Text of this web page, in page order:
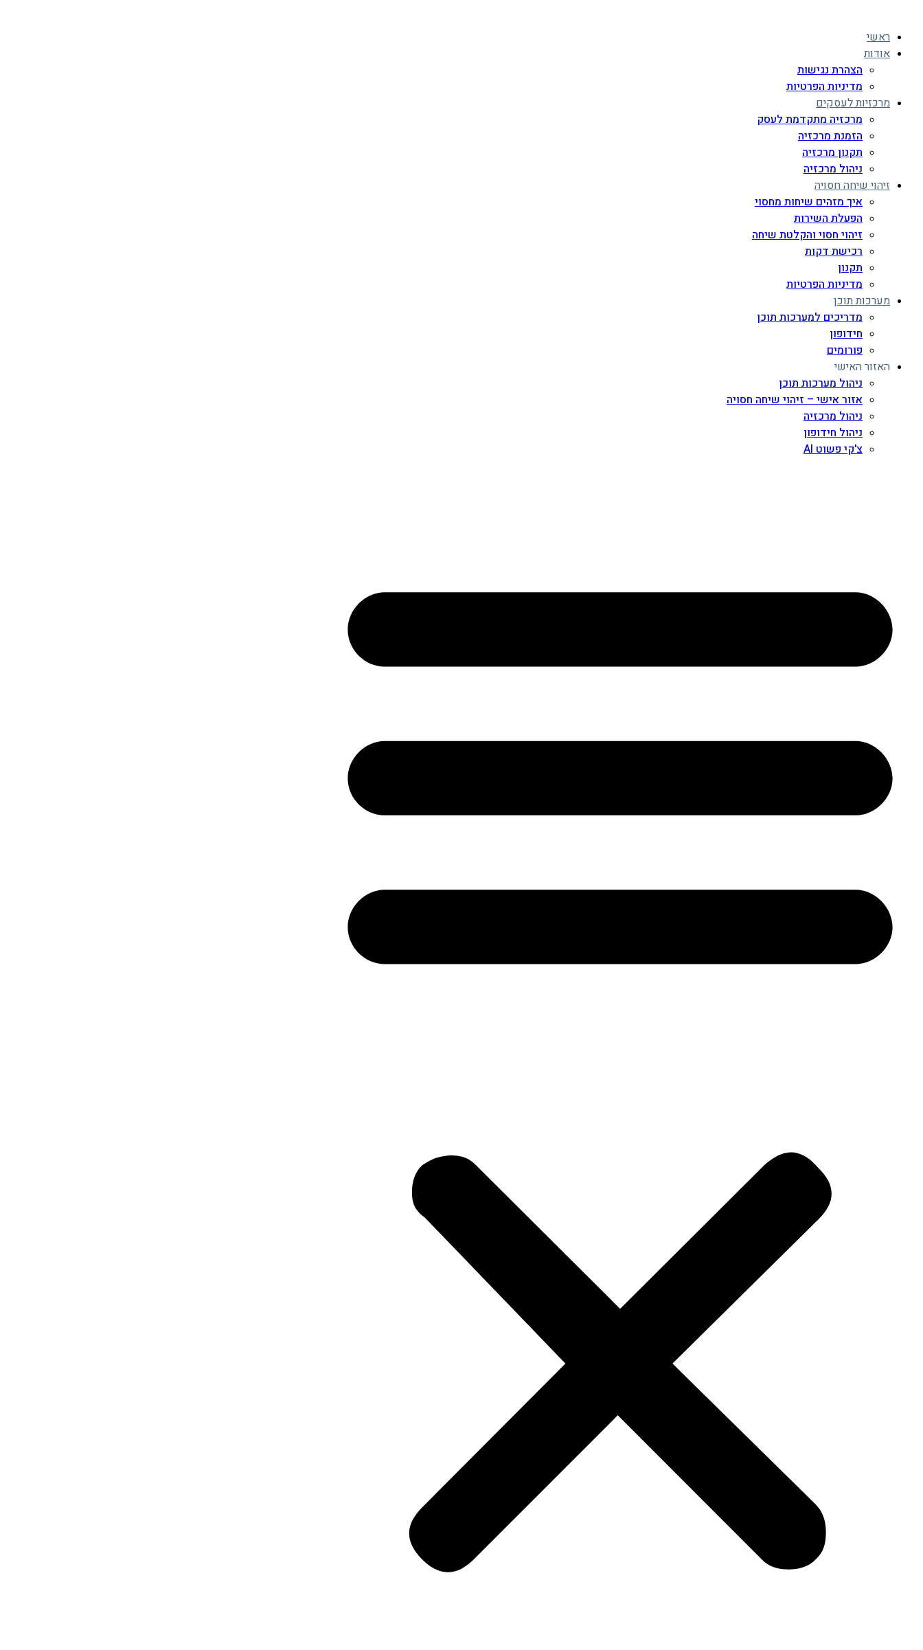
ראשי
אודות
הצהרת נגישות
מדיניות הפרטיות
מרכזיות לעסקים
מרכזיה מתקדמת לעסק
הזמנת מרכזיה
תקנון מרכזיה
ניהול מרכזיה
זיהוי שיחה חסויה
איך מזהים שיחות מחסוי
הפעלת השירות
זיהוי חסוי והקלטת שיחה
רכישת דקות
תקנון
מדיניות הפרטיות
מערכות תוכן
מדריכים למערכות תוכן
חידופון
פורומים
האזור האישי
ניהול מערכות תוכן
אזור אישי – זיהוי שיחה חסויה
ניהול מרכזיה
ניהול חידופון
צ'קי פשוט AI